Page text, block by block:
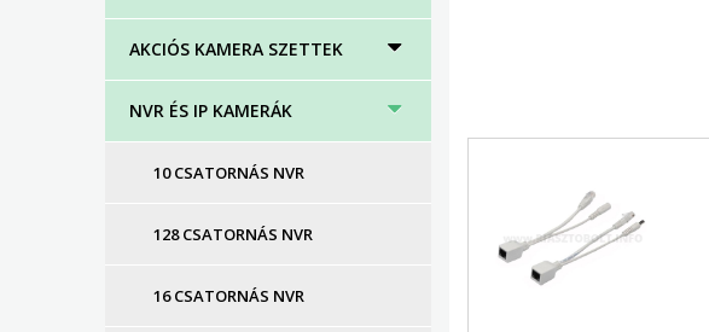
AKCIÓS KAMERA SZETTEK
NVR ÉS IP KAMERÁK
10 CSATORNÁS NVR
128 CSATORNÁS NVR
16 CSATORNÁS NVR